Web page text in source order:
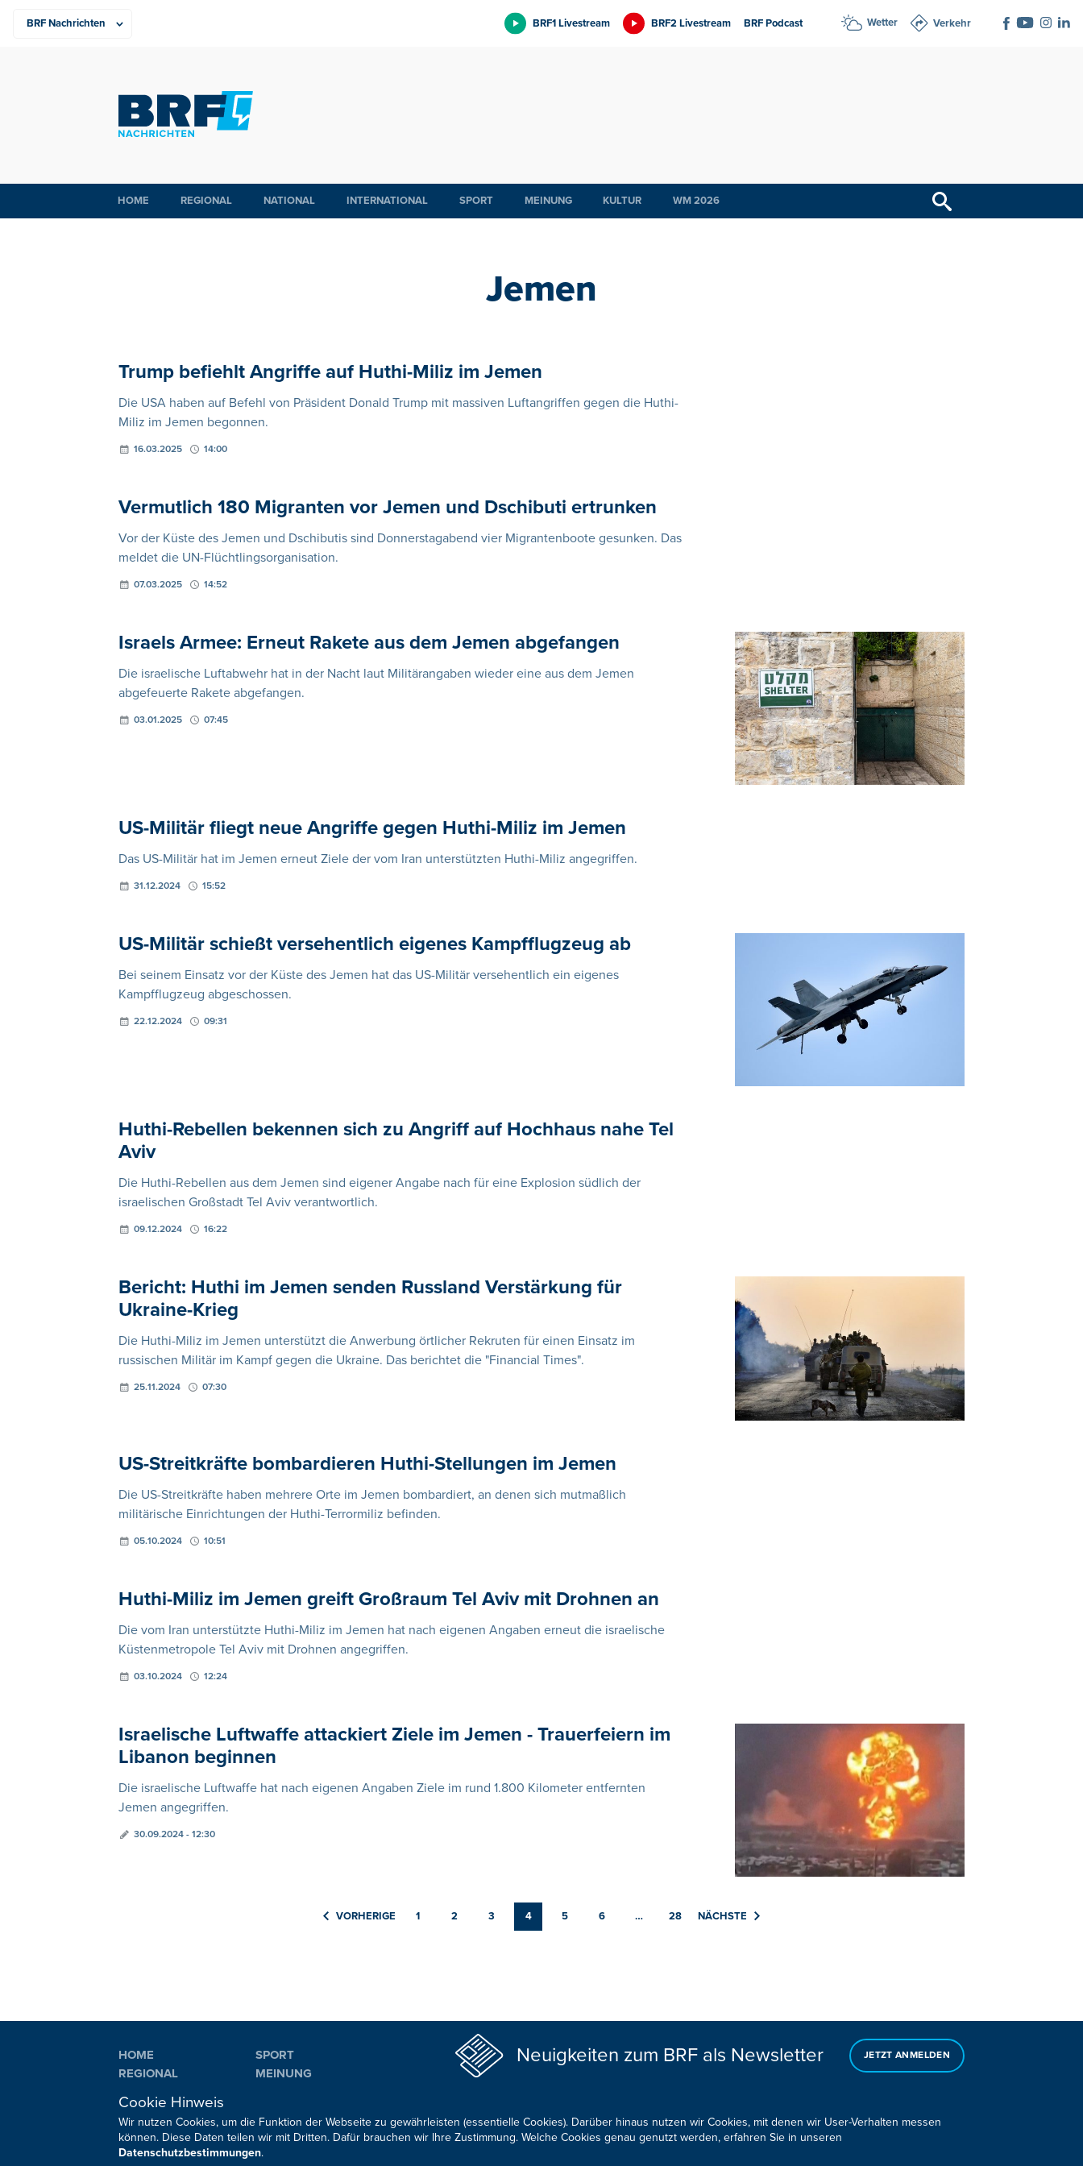
BRF1 Livestream BRF2 Livestream BRF Podcast Wetter Verkehr
HOME REGIONAL NATIONAL INTERNATIONAL SPORT MEINUNG KULTUR WM 2026
Jemen
Trump befiehlt Angriffe auf Huthi-Miliz im Jemen
Die USA haben auf Befehl von Präsident Donald Trump mit massiven Luftangriffen gegen die Huthi-
Miliz im Jemen begonnen.
16.03.2025 14:00
Vermutlich 180 Migranten vor Jemen und Dschibuti ertrunken
Vor der Küste des Jemen und Dschibutis sind Donnerstagabend vier Migrantenboote gesunken. Das
meldet die UN-Flüchtlingsorganisation.
07.03.2025 14:52
Israels Armee: Erneut Rakete aus dem Jemen abgefangen
Die israelische Luftabwehr hat in der Nacht laut Militärangaben wieder eine aus dem Jemen
abgefeuerte Rakete abgefangen.
03.01.2025 07:45
US-Militär fliegt neue Angriffe gegen Huthi-Miliz im Jemen
Das US-Militär hat im Jemen erneut Ziele der vom Iran unterstützten Huthi-Miliz angegriffen.
31.12.2024 15:52
US-Militär schießt versehentlich eigenes Kampfflugzeug ab
Bei seinem Einsatz vor der Küste des Jemen hat das US-Militär versehentlich ein eigenes
Kampfflugzeug abgeschossen.
22.12.2024 09:31
Huthi-Rebellen bekennen sich zu Angriff auf Hochhaus nahe Tel
Aviv
Die Huthi-Rebellen aus dem Jemen sind eigener Angabe nach für eine Explosion südlich der
israelischen Großstadt Tel Aviv verantwortlich.
09.12.2024 16:22
Bericht: Huthi im Jemen senden Russland Verstärkung für
Ukraine-Krieg
Die Huthi-Miliz im Jemen unterstützt die Anwerbung örtlicher Rekruten für einen Einsatz im
russischen Militär im Kampf gegen die Ukraine. Das berichtet die "Financial Times".
25.11.2024 07:30
US-Streitkräfte bombardieren Huthi-Stellungen im Jemen
Die US-Streitkräfte haben mehrere Orte im Jemen bombardiert, an denen sich mutmaßlich
militärische Einrichtungen der Huthi-Terrormiliz befinden.
05.10.2024 10:51
Huthi-Miliz im Jemen greift Großraum Tel Aviv mit Drohnen an
Die vom Iran unterstützte Huthi-Miliz im Jemen hat nach eigenen Angaben erneut die israelische
Küstenmetropole Tel Aviv mit Drohnen angegriffen.
03.10.2024 12:24
Israelische Luftwaffe attackiert Ziele im Jemen - Trauerfeiern im
Libanon beginnen
Die israelische Luftwaffe hat nach eigenen Angaben Ziele im rund 1.800 Kilometer entfernten
Jemen angegriffen.
30.09.2024 - 12:30
VORHERIGE 1 2 3 4 5 6 … 28 NÄCHSTE
HOME
REGIONAL
INTERNATIONAL
SPORT
MEINUNG
Neuigkeiten zum BRF als Newsletter JETZT ANMELDEN
Cookie Hinweis
Wir nutzen Cookies, um die Funktion der Webseite zu gewährleisten (essentielle Cookies). Darüber hinaus nutzen wir Cookies, mit denen wir User-Verhalten messen
können. Diese Daten teilen wir mit Dritten. Dafür brauchen wir Ihre Zustimmung. Welche Cookies genau genutzt werden, erfahren Sie in unseren
Datenschutzbestimmungen.